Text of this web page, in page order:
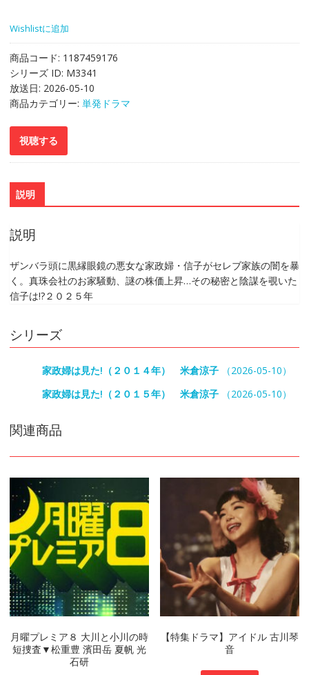
Wishlistに追加
商品コード: 1187459176
シリーズ ID: M3341
放送日: 2026-05-10
商品カテゴリー: 単発ドラマ
説明
説明
ザンバラ頭に黒縁眼鏡の悪女な家政婦・信子がセレブ家族の闇を暴
く。真珠会社のお家騒動、謎の株価上昇…その秘密と陰謀を覗いた
信子は!?２０２５年
シリーズ
家政婦は見た!（２０１４年） 米倉涼子（2026-05-10）
家政婦は見た!（２０１５年） 米倉涼子（2026-05-10）
関連商品
月曜プレミア８ 大川と小川の時
短捜査▼松重豊 濱田岳 夏帆 光
石研
【特集ドラマ】アイドル 古川琴
音